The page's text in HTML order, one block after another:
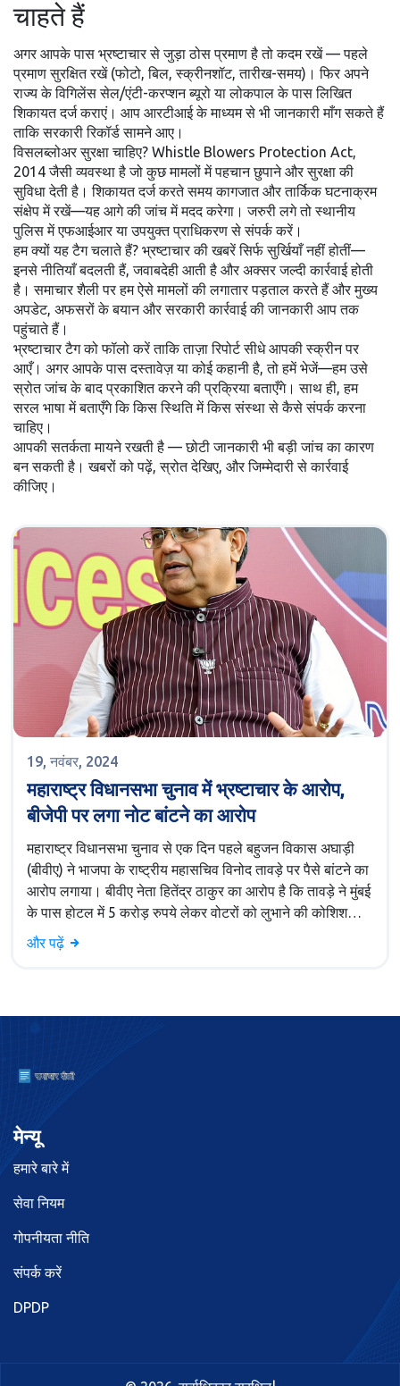
चाहते हैं
अगर आपके पास भ्रष्टाचार से जुड़ा ठोस प्रमाण है तो कदम रखें — पहले
प्रमाण सुरक्षित रखें (फोटो, बिल, स्क्रीनशॉट, तारीख-समय)। फिर अपने
राज्य के विगिलेंस सेल/एंटी-करप्शन ब्यूरो या लोकपाल के पास लिखित
शिकायत दर्ज कराएं। आप आरटीआई के माध्यम से भी जानकारी माँग सकते हैं
ताकि सरकारी रिकॉर्ड सामने आए।
विसलब्लोअर सुरक्षा चाहिए? Whistle Blowers Protection Act,
2014 जैसी व्यवस्था है जो कुछ मामलों में पहचान छुपाने और सुरक्षा की
सुविधा देती है। शिकायत दर्ज करते समय कागजात और तार्किक घटनाक्रम
संक्षेप में रखें—यह आगे की जांच में मदद करेगा। जरुरी लगे तो स्थानीय
पुलिस में एफआईआर या उपयुक्त प्राधिकरण से संपर्क करें।
हम क्यों यह टैग चलाते हैं? भ्रष्टाचार की खबरें सिर्फ सुर्खियाँ नहीं होतीं—
इनसे नीतियाँ बदलती हैं, जवाबदेही आती है और अक्सर जल्दी कार्रवाई होती
है। समाचार शैली पर हम ऐसे मामलों की लगातार पड़ताल करते हैं और मुख्य
अपडेट, अफसरों के बयान और सरकारी कार्रवाई की जानकारी आप तक
पहुंचाते हैं।
भ्रष्टाचार टैग को फॉलो करें ताकि ताज़ा रिपोर्ट सीधे आपकी स्क्रीन पर
आएँ। अगर आपके पास दस्तावेज़ या कोई कहानी है, तो हमें भेजें—हम उसे
स्रोत जांच के बाद प्रकाशित करने की प्रक्रिया बताएँगे। साथ ही, हम
सरल भाषा में बताएँगे कि किस स्थिति में किस संस्था से कैसे संपर्क करना
चाहिए।
आपकी सतर्कता मायने रखती है — छोटी जानकारी भी बड़ी जांच का कारण
बन सकती है। खबरों को पढ़ें, स्रोत देखिए, और जिम्मेदारी से कार्रवाई
कीजिए।
19, नवंबर, 2024
महाराष्ट्र विधानसभा चुनाव में भ्रष्टाचार के आरोप,
बीजेपी पर लगा नोट बांटने का आरोप
महाराष्ट्र विधानसभा चुनाव से एक दिन पहले बहुजन विकास अघाड़ी
(बीवीए) ने भाजपा के राष्ट्रीय महासचिव विनोद तावड़े पर पैसे बांटने का
आरोप लगाया। बीवीए नेता हितेंद्र ठाकुर का आरोप है कि तावड़े ने मुंबई
के पास होटल में 5 करोड़ रुपये लेकर वोटरों को लुभाने की कोशिश
की। इस घटना के बाद विपक्षी नेताओं ने भाजपा की निंदा की और जांच
की मांग की।
और पढ़ें
मेन्यू
हमारे बारे में
सेवा नियम
गोपनीयता नीति
संपर्क करें
DPDP